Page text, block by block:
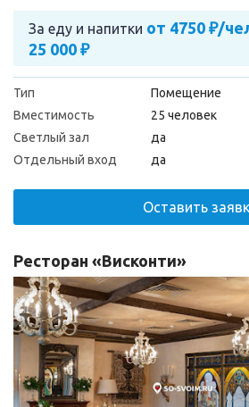
За еду и напитки от 4750 ₽/
25 000 ₽
Тип
Помещение
Вместимость
25 человек
Светлый зал
да
Отдельный вход
да
Оставить
Ресторан «Висконти»